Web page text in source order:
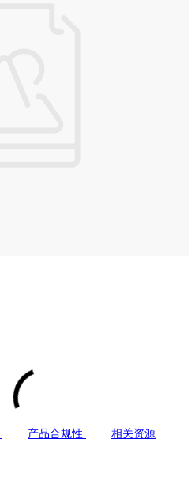
产品合规性
相关资源